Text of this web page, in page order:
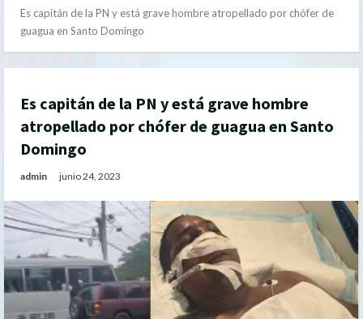
Es capitán de la PN y está grave hombre atropellado por chófer de
guagua en Santo Domingo
Es capitán de la PN y está grave hombre
atropellado por chófer de guagua en Santo
Domingo
admin junio 24, 2023